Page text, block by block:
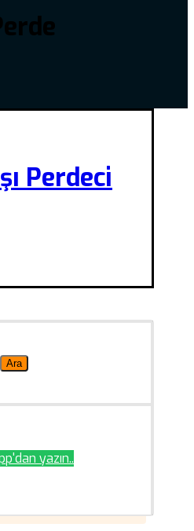
Perdeci
yazın..